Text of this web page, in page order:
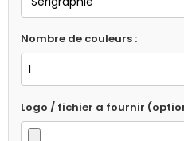
Nombre de couleurs :
Logo / fichier a fournir